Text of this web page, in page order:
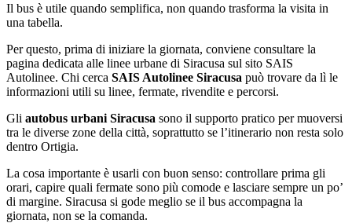
Il bus è utile quando semplifica, non quando trasforma la visita in
una tabella.
Per questo, prima di iniziare la giornata, conviene consultare la
pagina dedicata alle linee urbane di Siracusa sul sito SAIS
Autolinee. Chi cerca SAIS Autolinee Siracusa può trovare da lì le
informazioni utili su linee, fermate, rivendite e percorsi.
Gli autobus urbani Siracusa sono il supporto pratico per muoversi
tra le diverse zone della città, soprattutto se l’itinerario non resta solo
dentro Ortigia.
La cosa importante è usarli con buon senso: controllare prima gli
orari, capire quali fermate sono più comode e lasciare sempre un po’
di margine. Siracusa si gode meglio se il bus accompagna la
giornata, non se la comanda.